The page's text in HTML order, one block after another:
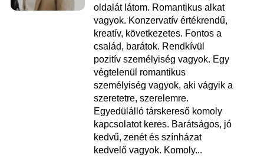
oldalát látom. Romantikus alkat
vagyok. Konzervatív értékrendű,
kreatív, következetes. Fontos a
család, barátok. Rendkívül
pozitív személyiség vagyok. Egy
végtelenül romantikus
személyiség vagyok, aki vágyik a
szeretetre, szerelemre.
Egyedülálló társkereső komoly
kapcsolatot keres. Barátságos, jó
kedvű, zenét és színházat
kedvelő vagyok. Komoly...